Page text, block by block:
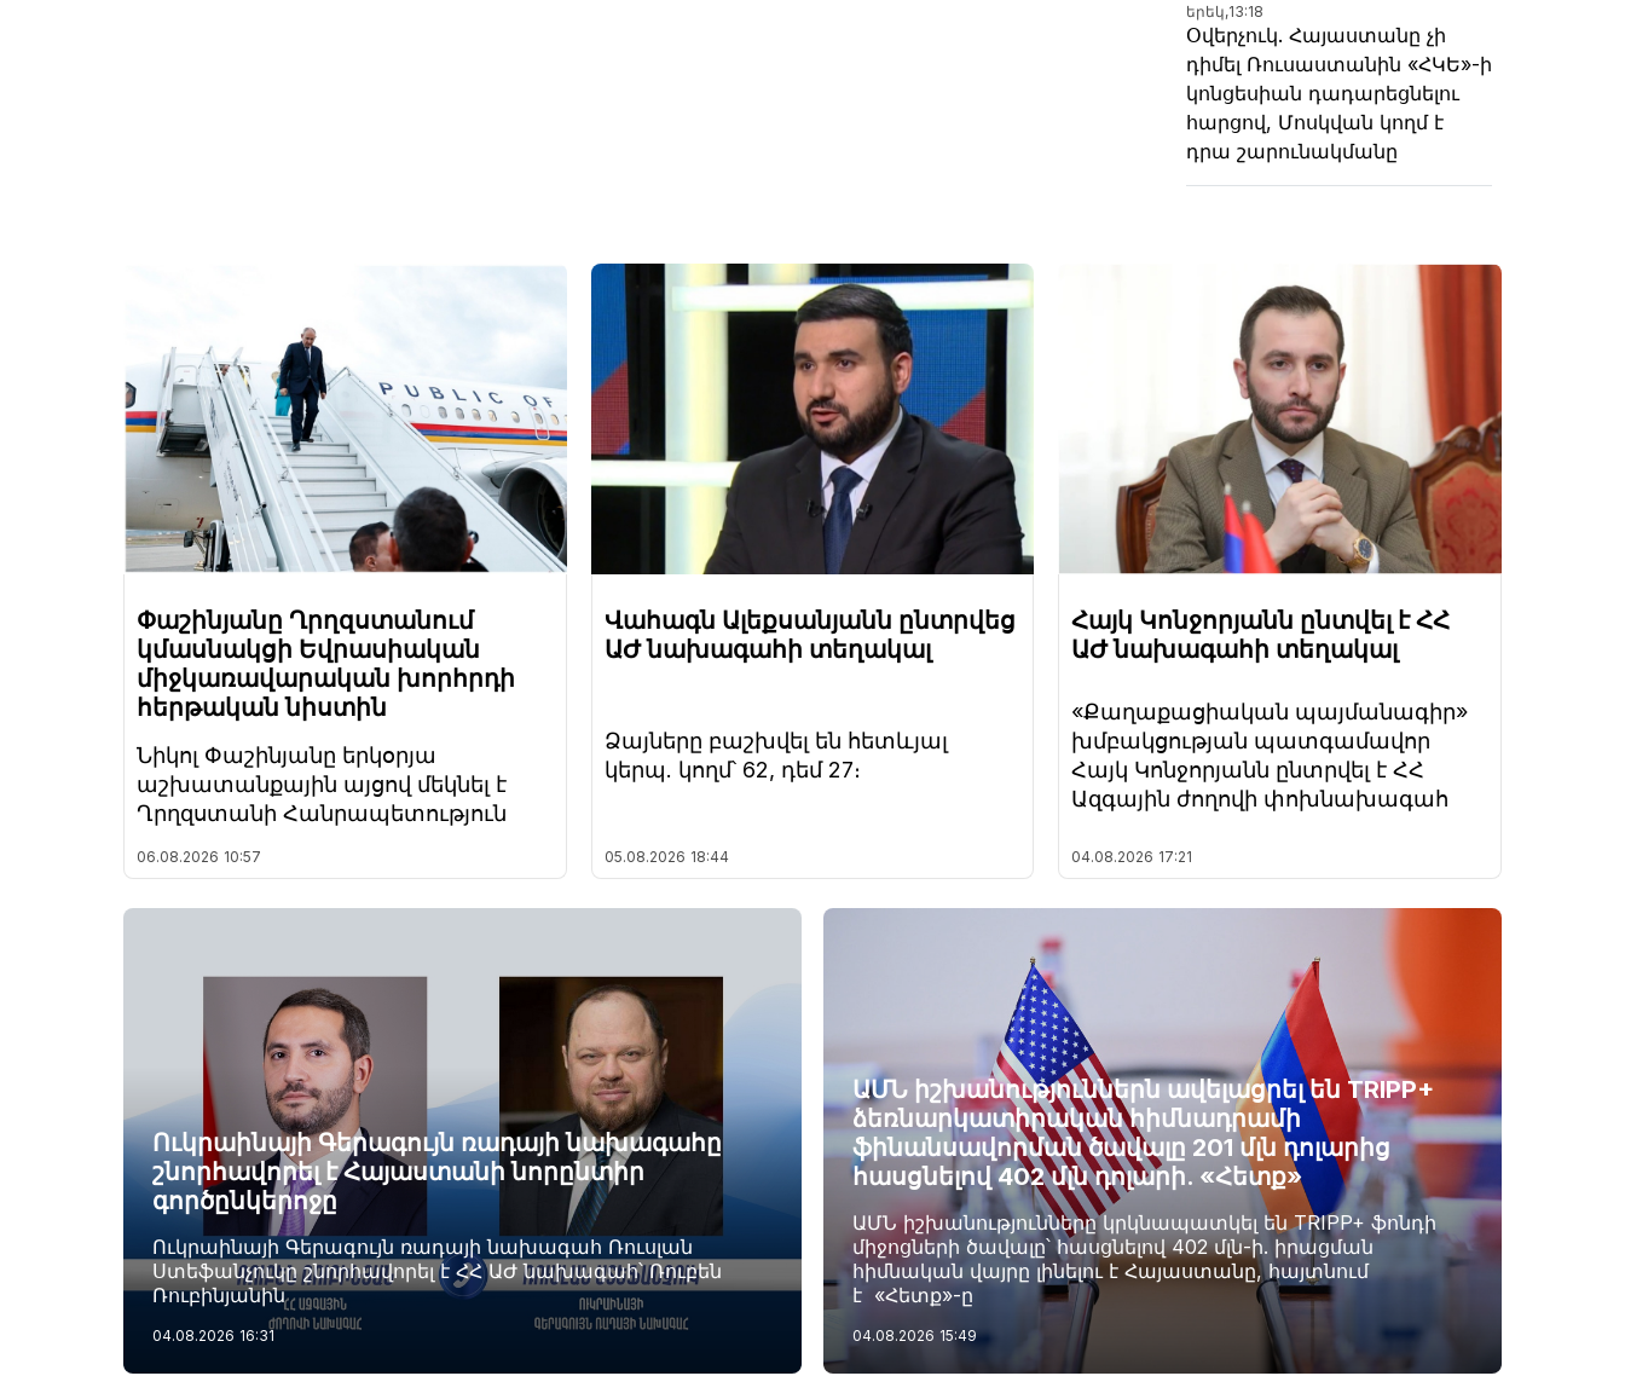
երեկ,13:18
Օվերչուկ. Հայաստանը չի
դիմել Ռուսաստանին «ՀԿԵ»-ի
կոնցեսիան դադարեցնելու
հարցով, Մոսկվան կողմ է
դրա շարունակմանը
Փաշինյանը Ղրղզստանում
կմասնակցի Եվրասիական
միջկառավարական խորհրդի
հերթական նիստին
Նիկոլ Փաշինյանը երկօրյա
աշխատանքային այցով մեկնել է
Ղրղզստանի Հանրապետություն
06.08.2026 10:57
Վահագն Ալեքսանյանն ընտրվեց
ԱԺ նախագահի տեղակալ
Ձայները բաշխվել են հետևյալ
կերպ. կողմ՝ 62, դեմ 27։
05.08.2026 18:44
Հայկ Կոնջորյանն ընտվել է ՀՀ
ԱԺ նախագահի տեղակալ
«Քաղաքացիական պայմանագիր»
խմբակցության պատգամավոր
Հայկ Կոնջորյանն ընտրվել է ՀՀ
Ազգային ժողովի փոխնախագահ
04.08.2026 17:21
Ուկրաինայի Գերագույն ռադայի նախագահը
շնորհավորել է Հայաստանի նորընտիր
գործընկերոջը
Ուկրաինայի Գերագույն ռադայի նախագահ Ռուսլան
Ստեֆանչուկը շնորհավորել է ՀՀ ԱԺ նախագահ՝ Ռուբեն
Ռուբինյանին
04.08.2026 16:31
ԱՄՆ իշխանություններն ավելացրել են TRIPP+
ձեռնարկատիրական հիմնադրամի
ֆինանսավորման ծավալը 201 մլն դոլարից
հասցնելով 402 մլն դոլարի. «Հետք»
ԱՄՆ իշխանությունները կրկնապատկել են TRIPP+ ֆոնդի
միջոցների ծավալը՝ հասցնելով 402 մլն-ի. իրացման
հիմնական վայրը լինելու է Հայաստանը, հայտնում
է «Հետք»-ը
04.08.2026 15:49